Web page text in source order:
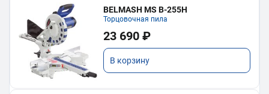
BELMASH MS B-255H
Торцовочная пила
23 690 ₽
В корзину